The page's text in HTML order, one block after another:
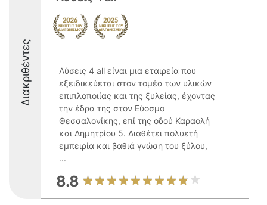
Διακριθέντες
Λύσεις 4 all είναι μια εταιρεία που
εξειδικεύεται στον τομέα των υλικών
επιπλοποιίας και της ξυλείας, έχοντας
την έδρα της στον Εύοσμο
Θεσσαλονίκης, επί της οδού Καραολή
και Δημητρίου 5. Διαθέτει πολυετή
εμπειρία και βαθιά γνώση του ξύλου,
...
8.8